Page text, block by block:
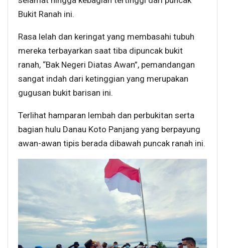
Bukit Ranah ini.
Rasa lelah dan keringat yang membasahi tubuh
mereka terbayarkan saat tiba dipuncak bukit
ranah, “Bak Negeri Diatas Awan”, pemandangan
sangat indah dari ketinggian yang merupakan
gugusan bukit barisan ini.
Terlihat hamparan lembah dan perbukitan serta
bagian hulu Danau Koto Panjang yang berpayung
awan-awan tipis berada dibawah puncak ranah ini.